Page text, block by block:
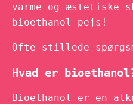
varme og æstetiske
bioethanol pejs!
Ofte stillede
Hvad er
Bioethanol er en